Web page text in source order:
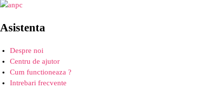
Asistenta
Despre noi
Centru de ajutor
Cum functioneaza ?
Intrebari frecvente